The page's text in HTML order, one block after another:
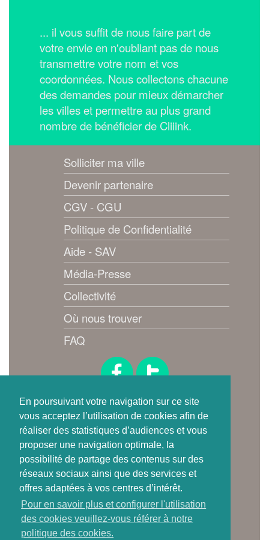
En poursuivant votre navigation sur ce site
vous acceptez l’utilisation de cookies afin de
réaliser des statistiques d’audiences et vous
proposer une navigation optimale, la
possibilité de partage des contenus sur des
réseaux sociaux ainsi que des services et
offres adaptées à vos centres d’intérêt.
Pour en savoir plus et configurer l'utilisation
des cookies veuillez-vous référer à notre
politique des cookies.
... il vous suffit de nous faire part de
votre envie en n'oubliant pas de nous
transmettre votre nom et vos
coordonnées. Nous collectons chacune
des demandes pour mieux démarcher
les villes et permettre au plus grand
nombre de bénéficier de Cliiink.
Solliciter ma ville
Devenir partenaire
CGV - CGU
Politique de Confidentialité
Aide - SAV
Média-Presse
Collectivité
Où nous trouver
FAQ
Suivez-nous !
Où trouver
une carte de tri ?